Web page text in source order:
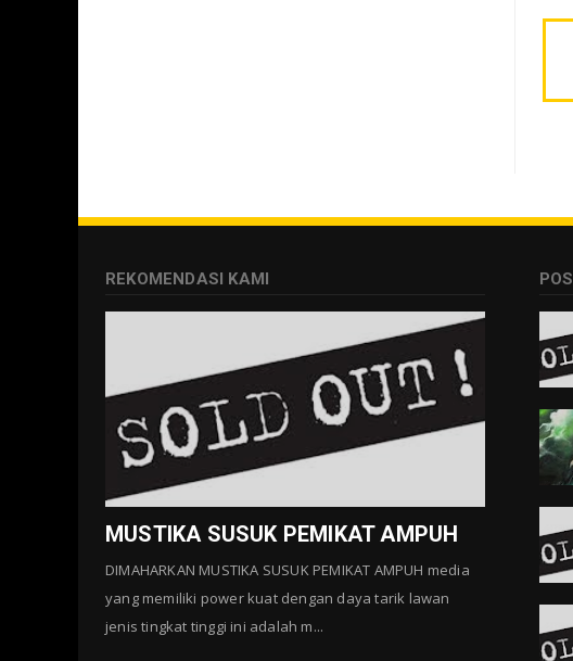
REKOMENDASI KAMI
MUSTIKA SUSUK PEMIKAT AMPUH
DIMAHARKAN MUSTIKA SUSUK PEMIKAT AMPUH media
yang memiliki power kuat dengan daya tarik lawan
jenis tingkat tinggi ini adalah m...